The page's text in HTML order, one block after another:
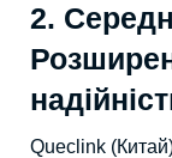
2.
Queclink